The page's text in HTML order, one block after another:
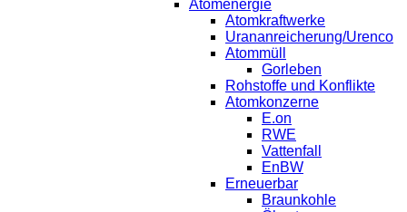
Atomenergie
Atomkraftwerke
Urananreicherung/Urenco
Atommüll
Gorleben
Rohstoffe und Konflikte
Atomkonzerne
E.on
RWE
Vattenfall
EnBW
Erneuerbar
Braunkohle